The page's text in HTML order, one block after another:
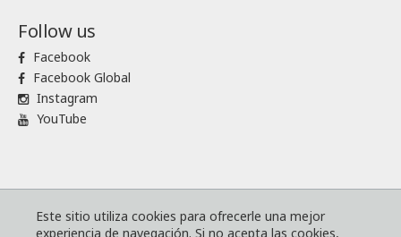
Follow us
Facebook
Facebook Global
Instagram
YouTube
® Komatsu Forest
Mapa de sitio
Este sitio utiliza cookies para ofrecerle una mejor
experiencia de navegación. Si no acepta las cookies,